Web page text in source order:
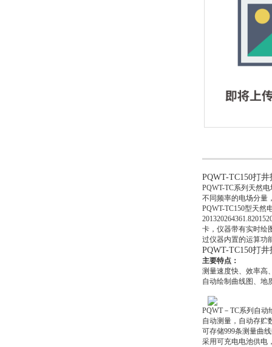
PQWT-TC150打
PQWT-TC系列天然
不同频率的电场分量
PQWT-TC150型天然
卡，仪器带有实时绘
过仪器内置的运算功
PQWT-TC150打
主要特点：
测量速度快、效率高
自动绘制曲线图、地
PQWT－TC系列
自动测量，自动存贮
可存储999条测量曲
采用可充电电池供电